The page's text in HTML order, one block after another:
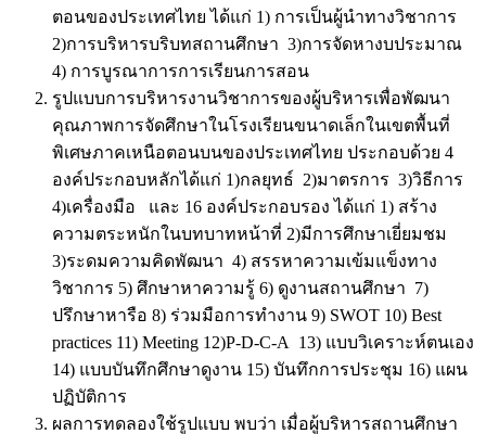
ตอนของประเทศไทย ได้แก่ 1) การเป็นผู้นำทางวิชาการ
2)การบริหารบริบทสถานศึกษา 3)การจัดหางบประมาณ
4) การบูรณาการการเรียนการสอน
รูปแบบการบริหารงานวิชาการของผู้บริหารเพื่อพัฒนา
คุณภาพการจัดศึกษาในโรงเรียนขนาดเล็กในเขตพื้นที่
พิเศษภาคเหนือตอนบนของประเทศไทย ประกอบด้วย 4
องค์ประกอบหลักได้แก่ 1)กลยุทธ์ 2)มาตรการ 3)วิธีการ
4)เครื่องมือ และ 16 องค์ประกอบรอง ได้แก่ 1) สร้าง
ความตระหนักในบทบาทหน้าที่ 2)มีการศึกษาเยี่ยมชม
3)ระดมความคิดพัฒนา 4) สรรหาความเข้มแข็งทาง
วิชาการ 5) ศึกษาหาความรู้ 6) ดูงานสถานศึกษา 7)
ปรึกษาหารือ 8) ร่วมมือการทำงาน 9) SWOT 10) Best
practices 11) Meeting 12)P-D-C-A 13) แบบวิเคราะห์ตนเอง
14) แบบบันทึกศึกษาดูงาน 15) บันทึกการประชุม 16) แผน
ปฏิบัติการ
ผลการทดลองใช้รูปแบบ พบว่า เมื่อผู้บริหารสถานศึกษา